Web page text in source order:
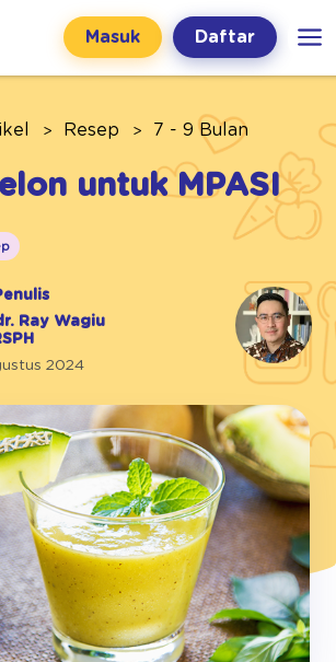
Masuk Daftar
Resep 7 - 9 Bulan
untuk MPASI
Ray Wagiu
2024